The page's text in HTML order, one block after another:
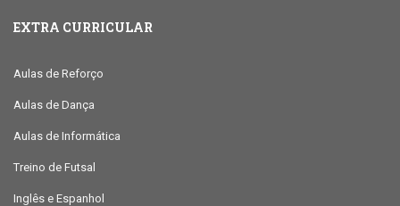
EXTRA CURRICULAR
Aulas de Reforço
Aulas de Dança
Aulas de Informática
Treino de Futsal
Inglês e Espanhol